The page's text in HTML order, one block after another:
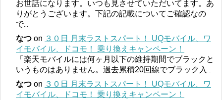
お世話になります。いつも見させていただいてます。あ
りがとうございます。下記の記載についてご確認なの
で...
なつ on ３０日 月末ラストスパート！ UQモバイル、ワ
イモバイル、ドコモ！ 乗り換えキャンペーン！
「楽天モバイルには何ヶ月以下の維持期間でブラックと
いうものはありません。過去累積20回線でブラック入
なつ on ３０日 月末ラストスパート！ UQモバイル、ワ
イモバイル、ドコモ！ 乗り換えキャンペーン！